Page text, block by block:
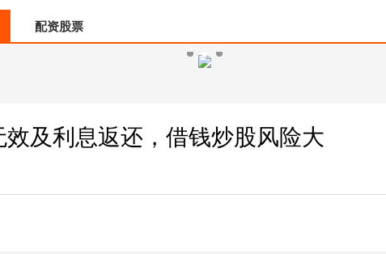
配资股票
及利息返还，借钱炒股风险大